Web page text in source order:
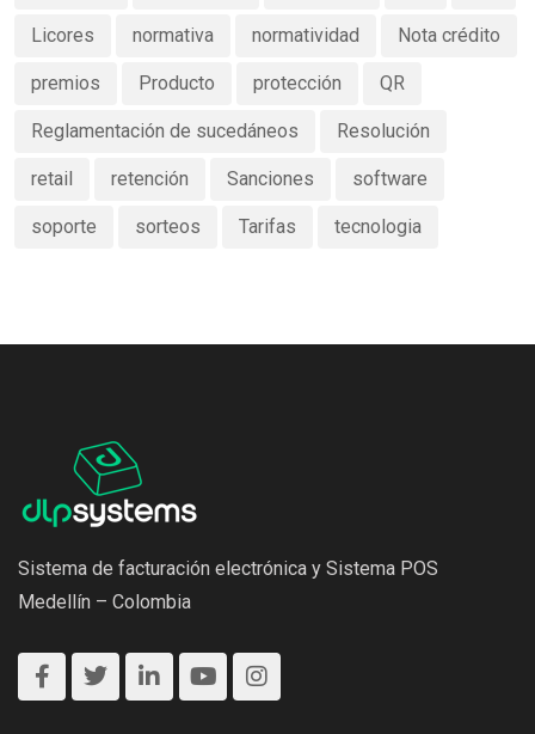
Licores normativa normatividad Nota crédito
premios Producto protección QR
Reglamentación de sucedáneos Resolución
retail retención Sanciones software
soporte sorteos Tarifas tecnologia
Sistema de facturación electrónica y Sistema POS
Medellín – Colombia